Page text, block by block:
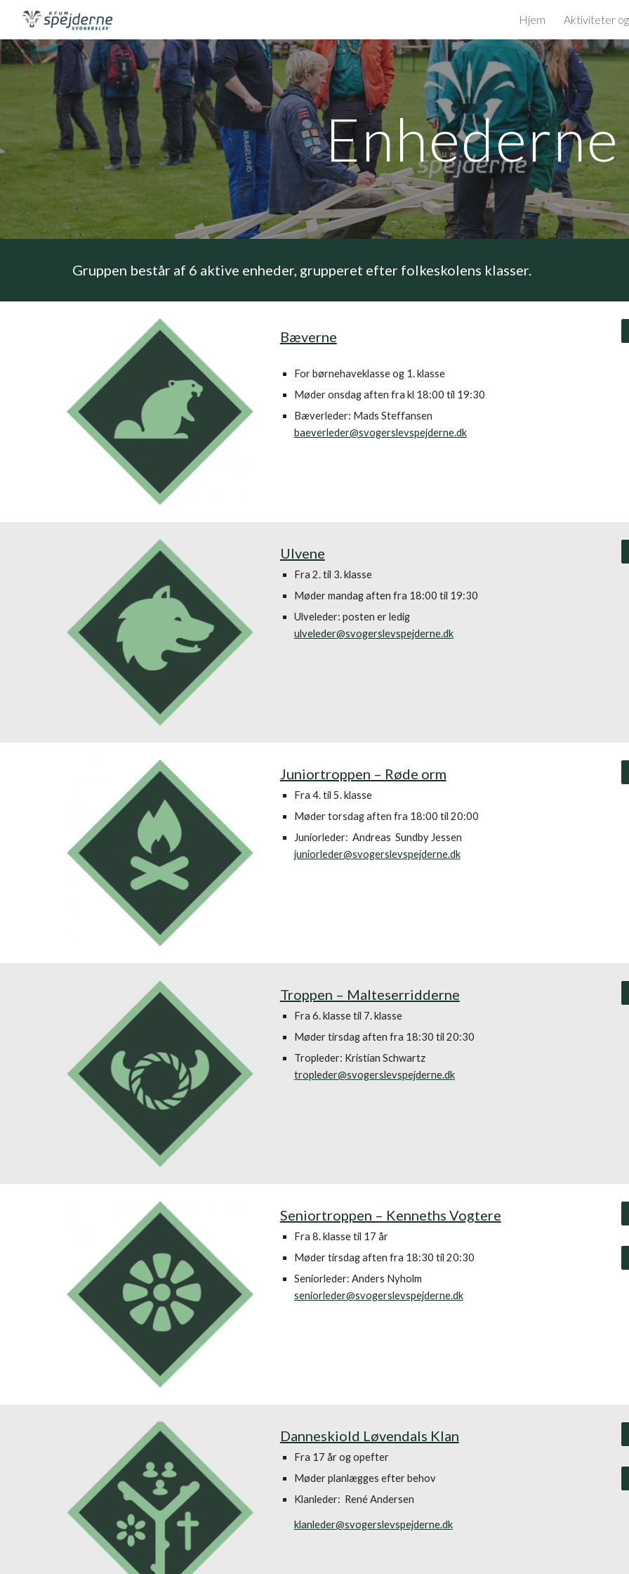
Skip to
Hjem Aktiviteter
Enhederne
Gruppen består af 6 aktive enheder, grupperet efter folkeskolens klasser.
Bæverne
For børnehaveklasse og 1. klasse
Møder onsdag aften fra kl 18:00 til 19:30
Bæverleder: Mads Steffansen
baeverleder@svogerslevspejderne.dk
Ulvene
Fra 2. til 3. klasse
Møder mandag aften fra 18:00 til 19:30
Ulveleder: posten er ledig
ulveleder@svogerslevspejderne.dk
Juniortroppen – Røde orm
Fra 4. til 5. klasse
Møder torsdag aften fra 18:00 til 20:00
Juniorleder: Andreas Sundby Jessen
juniorleder@svogerslevspejderne.dk
Troppen – Malteserridderne
Fra 6. klasse til 7. klasse
Møder tirsdag aften fra 18:30 til 20:30
Tropleder: Kristian Schwartz
tropleder@svogerslevspejderne.dk
Seniortroppen – Kenneths Vogtere
Fra 8. klasse til 17 år
Møder tirsdag aften fra 18:30 til 20:30
Seniorleder: Anders Nyholm
seniorleder@svogerslevspejderne.dk
Danneskiold Løvendals Klan
Fra 17 år og opefter
Møder planlægges efter behov
Klanleder: René Andersen
klanleder@svogerslevspejderne.dk